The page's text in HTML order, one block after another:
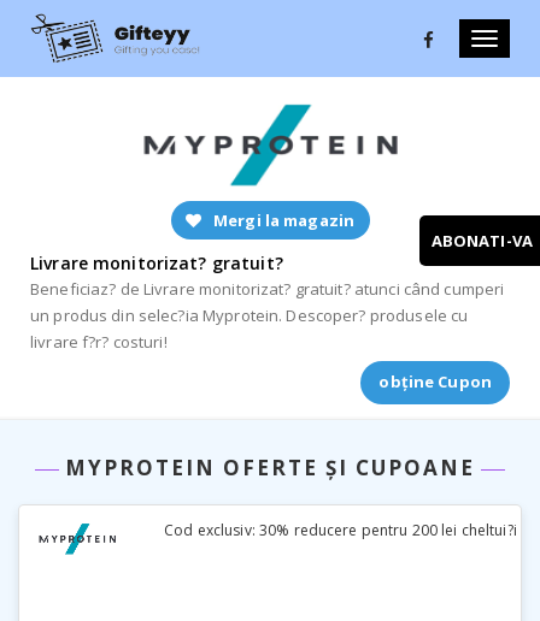
Toggle
Mergi la magazin
Livrare monitorizat? gratuit?
Beneficiaz? de Livrare monitorizat? gratuit? atunci când cumperi
un produs din selec?ia Myprotein. Descoper? produsele cu
livrare f?r? costuri!
obține Cupon
MYPROTEIN OFERTE ȘI CUPOANE
Cod exclusiv: 30% reducere pentru 200 lei cheltui?i
ABONATI-VA